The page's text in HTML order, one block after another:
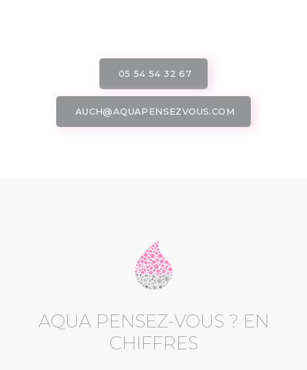
05 54 54 32 67
AUCH@AQUAPENSEZVOUS.COM
AQUA PENSEZ-VOUS ? EN
CHIFFRES